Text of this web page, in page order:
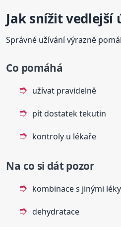
Jak snížit vedlejší
Správné užívání výrazně
Co pomáhá
užívat pravidelně
pít dostatek tekutin
kontroly u lékaře
Na co si dát pozor
kombinace s jinými
dehydratace